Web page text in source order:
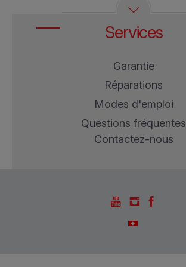
Services
Garantie
Réparations
Modes d'emploi
Questions fréquentes
Contactez-nous